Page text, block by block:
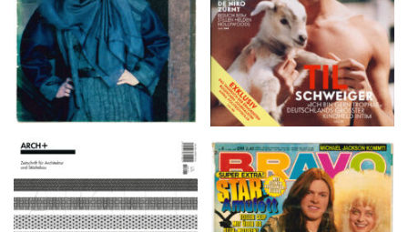
ARCH+ Nr. 226, Herbst
2016
BRAVO – Nr. 8, 13. Febr.
1997